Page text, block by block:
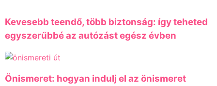
Kevesebb teendő, több biztonság: így teheted
egyszerűbbé az autózást egész évben
Önismeret: hogyan indulj el az önismeret